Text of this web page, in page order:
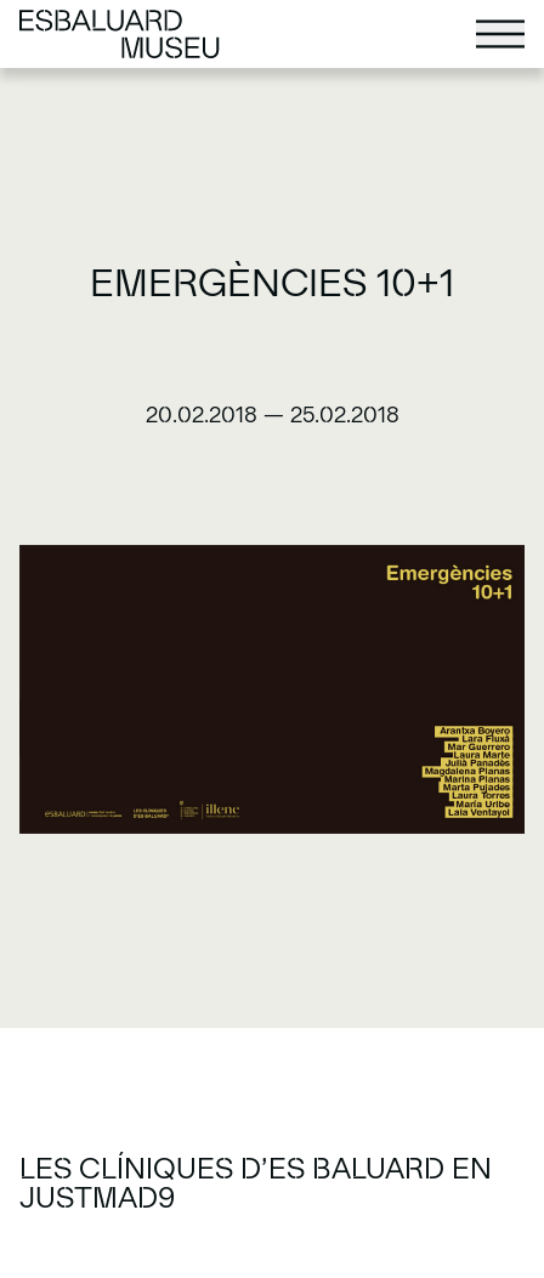
EMERGÈNCIES 10+1
20.02.2018 — 25.02.2018
LES CLÍNIQUES D’ES BALUARD EN
JUSTMAD9